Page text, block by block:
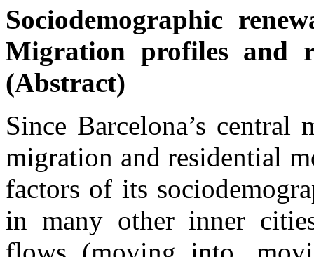
Sociodemographic
Migration profiles and
(Abstract)
Since Barcelona’s
migration and residential
factors of its
in many other inner